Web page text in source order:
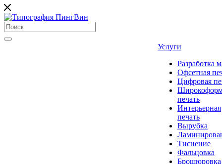
Услуги
Разработка
Офсетная
Цифровая
печать
Интерьерная
печать
Вырубка
Тиснение
Фальцовка
Брошюровка